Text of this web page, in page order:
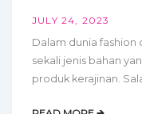
JULY 24, 2023
Dalam dunia fashion
sekali jenis bahan
produk kerajinan.